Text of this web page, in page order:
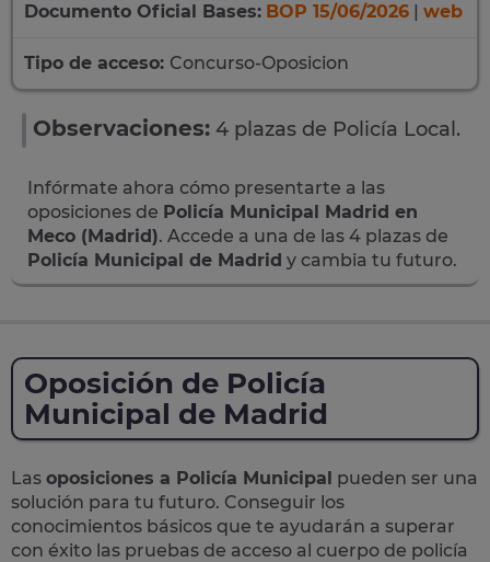
Documento Oficial Bases: BOP 15/06/2026 | web
Tipo de acceso: Concurso-Oposicion
Observaciones: 4 plazas de Policía Local.
Infórmate ahora cómo presentarte a las
oposiciones de Policía Municipal Madrid en
Meco (Madrid). Accede a una de las 4 plazas de
Policía Municipal de Madrid y cambia tu futuro.
Oposición de Policía
Municipal de Madrid
Las oposiciones a Policía Municipal pueden ser una
solución para tu futuro. Conseguir los
conocimientos básicos que te ayudarán a superar
con éxito las pruebas de acceso al cuerpo de policía